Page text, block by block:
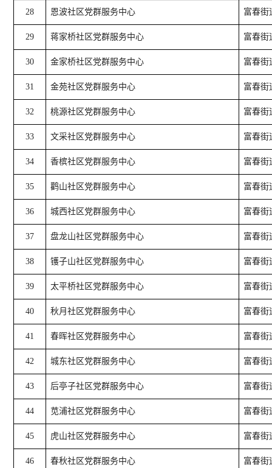
28 恩波社区党群服务中心 富春街
29 蒋家桥社区党群服务中心 富春街
30 金家桥社区党群服务中心 富春街
31 金苑社区党群服务中心 富春街
32 桃源社区党群服务中心 富春街
33 文采社区党群服务中心 富春街
34 香槟社区党群服务中心 富春街
35 鹳山社区党群服务中心 富春街
36 城西社区党群服务中心 富春街
37 盘龙山社区党群服务中心 富春街
38 镬子山社区党群服务中心 富春街
39 太平桥社区党群服务中心 富春街
40 秋月社区党群服务中心 富春街
41 春晖社区党群服务中心 富春街
42 城东社区党群服务中心 富春街
43 后亭子社区党群服务中心 富春街
44 苋浦社区党群服务中心 富春街
45 虎山社区党群服务中心 富春街
46 春秋社区党群服务中心 富春街